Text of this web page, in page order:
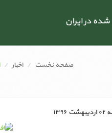
در ایران
صفحه نخست اخبار
۱۳۹۶